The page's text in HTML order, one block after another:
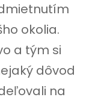
okolia.
a tým si
dôvod
na